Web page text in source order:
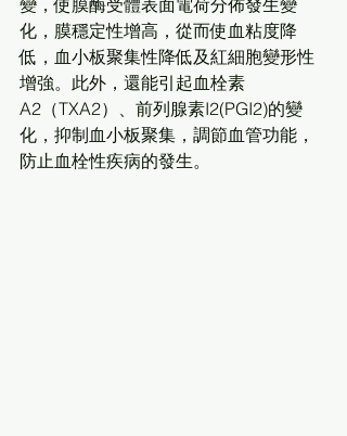
變，使膜酶受體表面電荷分佈發生變
化，膜穩定性增高，從而使血粘度降
低，血小板聚集性降低及紅細胞變形性
增強。此外，還能引起血栓素
A2（TXA2）、前列腺素I2(PGI2)的變
化，抑制血小板聚集，調節血管功能，
防止血栓性疾病的發生。